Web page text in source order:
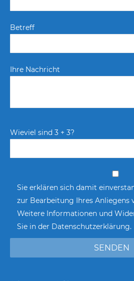
Betreff
Ihre Nachricht
Wieviel sind 3 + 3?
Sie erklären sich damit
zur Bearbeitung Ihres Anliegens
Weitere Informationen und
Sie in der Datenschutzerklärung.